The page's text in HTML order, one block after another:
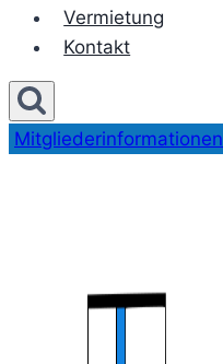
Vermietung
Kontakt
Mitgliederinformationen